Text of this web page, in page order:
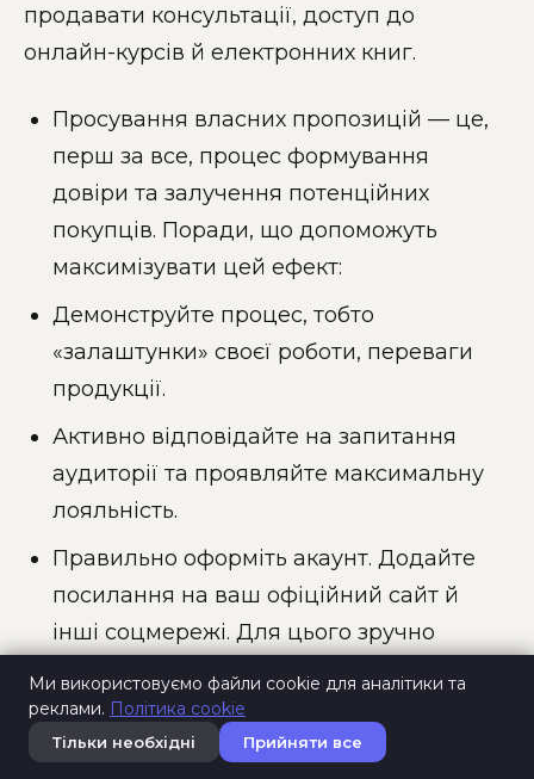
продавати консультації, доступ до
онлайн-курсів й електронних книг.
Просування власних пропозицій — це,
перш за все, процес формування
довіри та залучення потенційних
покупців. Поради, що допоможуть
максимізувати цей ефект:
Демонструйте процес, тобто
«залаштунки» своєї роботи, переваги
продукції.
Активно відповідайте на запитання
аудиторії та проявляйте максимальну
лояльність.
Правильно оформіть акаунт. Додайте
посилання на ваш офіційний сайт й
інші соцмережі. Для цього зручно
мультипосилань, щоб розмістити всі
необхідні URL-адреси на одній сторінці.
Ми використовуємо файли cookie для аналітики та
реклами. Політика cookie
Тільки необхідні Прийняти все